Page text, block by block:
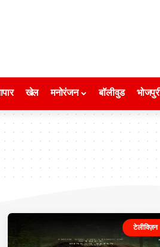
खेल मनोरंजन बॉलीवुड
टेलीविज़न